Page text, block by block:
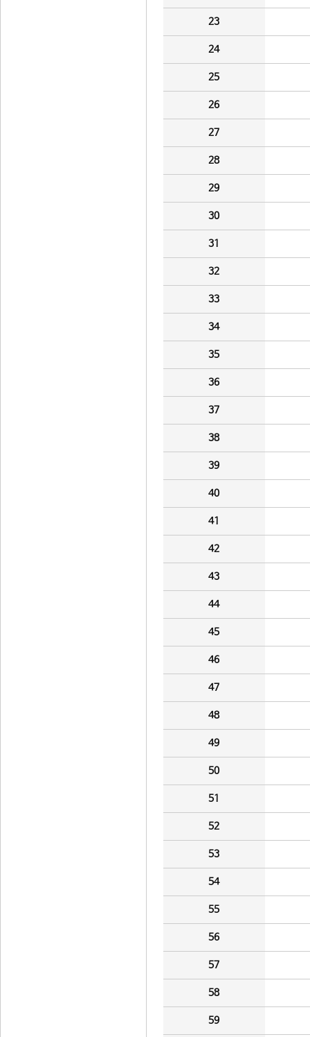
23
24
25
26
27
28
29
30
31
32
33
34
35
36
37
38
39
40
41
42
43
44
45
46
47
48
49
50
51
52
53
54
55
56
57
58
59